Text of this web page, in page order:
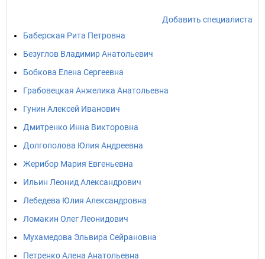
Добавить специалиста
Баберская Рита Петровна
Безуглов Владимир Анатольевич
Бобкова Елена Сергеевна
Грабовецкая Анжелика Анатольевна
Гунин Алексей Иванович
Дмитренко Инна Викторовна
Долгополова Юлия Андреевна
Жерибор Мария Евгеньевна
Ильин Леонид Александрович
Лебедева Юлия Александровна
Ломакин Олег Леонидович
Мухамедова Эльвира Сейрановна
Петренко Алена Анатольевна